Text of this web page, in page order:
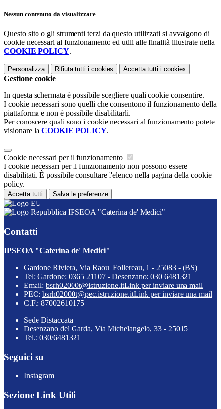
Nessun contenuto da visualizzare
Questo sito o gli strumenti terzi da questo utilizzati si avvalgono di
cookie necessari al funzionamento ed utili alle finalità illustrate nella
COOKIE POLICY.
Personalizza Rifiuta tutti i cookies Accetta tutti i cookies
Gestione cookie
In questa schermata è possibile scegliere quali cookie consentire.
I cookie necessari sono quelli che consentono il funzionamento della
piattaforma e non è possibile disabilitarli.
Per conoscere quali sono i cookie necessari al funzionamento potete
visionare la COOKIE POLICY.
Cookie necessari per il funzionamento
I cookie necessari per il funzionamento non possono essere
disabilitati. È possibile consultare l'elenco nella pagina della cookie
policy.
Accetta tutti Salva le preferenze
IPSEOA "Caterina de' Medici"
Contatti
IPSEOA "Caterina de' Medici"
Gardone Riviera, Via Raoul Follereau, 1 - 25083 - (BS)
Tel: Gardone: 0365 21107 - Desenzano: 030 6481321
Email: bsrh02000t@istruzione.itLink per inviare una mail
PEC: bsrh02000t@pec.istruzione.itLink per inviare una mail
C.F.: 87002610175
Sede Distaccata
Desenzano del Garda, Via Michelangelo, 33 - 25015
Tel.: 030/6481321
Seguici su
Instagram
Sezione Link Utili